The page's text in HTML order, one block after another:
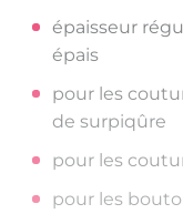
épaisseur
épais
pour les
de surpiqûre
pour les
pour les